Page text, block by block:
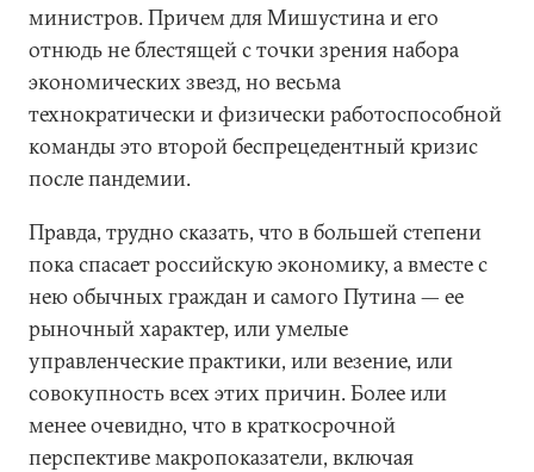
министров. Причем для Мишустина и его
отнюдь не блестящей с точки зрения набора
экономических звезд, но весьма
технократически и физически работоспособной
команды это второй беспрецедентный кризис
после пандемии.
Правда, трудно сказать, что в большей степени
пока спасает российскую экономику, а вместе с
нею обычных граждан и самого Путина — ее
рыночный характер, или умелые
управленческие практики, или везение, или
совокупность всех этих причин. Более или
менее очевидно, что в краткосрочной
перспективе макропоказатели, включая